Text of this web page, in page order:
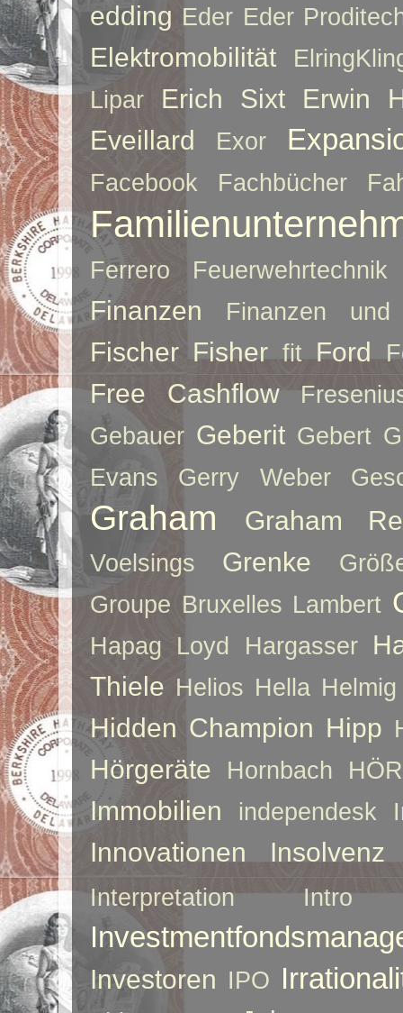
edding Eder Eder
Elektromobilität
Lipar
Erich Sixt
Erwin
Eveillard
Exor
Facebook Fachbücher
Ferrero Feuerwehrtechnik
Finanzen Finanzen und
Fischer Fisher fit Ford
Free Cashflow
Gebauer Geberit Gebert
Evans
Gerry Weber
Graham Graham
Voelsings Grenke
Groupe Bruxelles Lambert
Hapag Loyd Hargasser
Thiele Helios Hella Helmig
Hidden Champion Hipp
Hörgeräte Hornbach
Immobilien independesk
Innovationen Insolvenz
Interpretation Intro
Investoren IPO